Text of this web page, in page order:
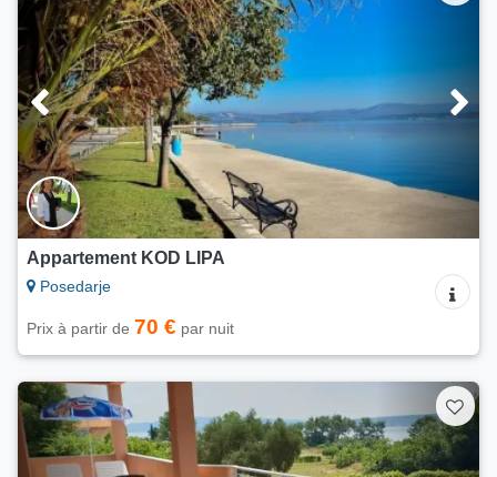
Appartement KOD LIPA
Posedarje
Prix à partir de 70 € par nuit